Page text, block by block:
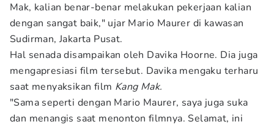
Mak, kalian benar-benar melakukan pekerjaan kalian
dengan sangat baik," ujar Mario Maurer di kawasan
Sudirman, Jakarta Pusat.
Hal senada disampaikan oleh Davika Hoorne. Dia juga
mengapresiasi film tersebut. Davika mengaku terharu
saat menyaksikan film Kang Mak.
"Sama seperti dengan Mario Maurer, saya juga suka
dan menangis saat menonton filmnya. Selamat, ini